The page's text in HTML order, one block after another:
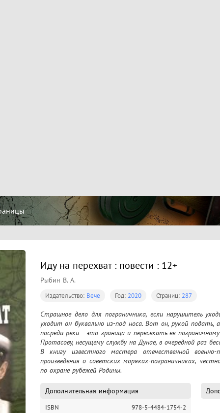
Иду на перехват : повести : 12+
Рыбин В. А.
Издательство: Вече Год: 2020 Страниц: 287
Страшное дело для пограничника, если нарушитель
уходит он буквально из-под носа. Вот он, рукой
посреди реки - это граница и пересекать ее
Протасову, несущему службу на Дунае, в очередной раз
В книгу известного мастера отечественной военно-
произведения о советских моряках-пограничниках,
по охране рубежей Родины.
Дополнительная информация
ISBN
978-5-4484-1754-2